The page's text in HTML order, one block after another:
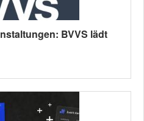
BVVS lädt